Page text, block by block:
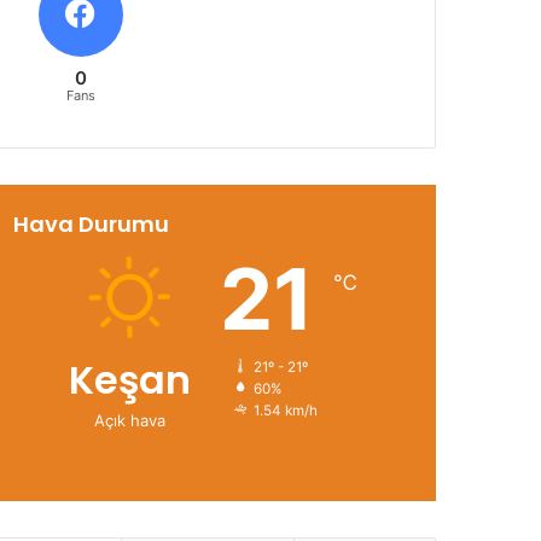
0
Fans
Hava Durumu
Keşan
Açık hava
21 ℃
21º - 21º
60%
1.54 km/h